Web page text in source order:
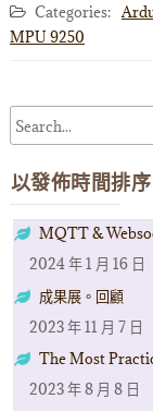
Categories:
MPU 9250
以發佈時間排序
MQTT &
2024 年 1 月 16 日
成果展。回顧
2023 年 11 月 7 日
The Most
2023 年 8 月 8 日